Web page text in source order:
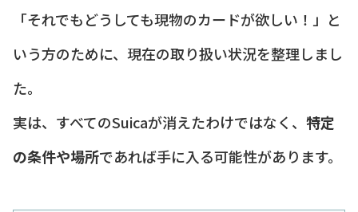
「それでもどうしても現物のカードが欲しい！」と
いう方のために、現在の取り扱い状況を整理しまし
た。
実は、すべてのSuicaが消えたわけではなく、 特定
の条件や場所であれば手に入る可能性があります。